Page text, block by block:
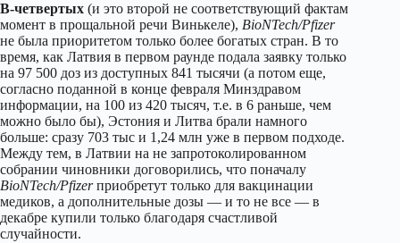
В-четвертых (и это второй не соответствующий фактам
момент в прощальной речи Винькеле), BioNTech/Pfizer
не была приоритетом только более богатых стран. В то
время, как Латвия в первом раунде подала заявку только
на 97 500 доз из доступных 841 тысячи (а потом еще,
согласно поданной в конце февраля Минздравом
информации, на 100 из 420 тысяч, т.е. в 6 раньше, чем
можно было бы), Эстония и Литва брали намного
больше: сразу 703 тыс и 1,24 млн уже в первом подходе.
Между тем, в Латвии на не запротоколированном
собрании чиновники договорились, что поначалу
BioNTech/Pfizerприобретут только для вакцинации
медиков, а дополнительные дозы — и то не все — в
декабре купили только благодаря счастливой
случайности.